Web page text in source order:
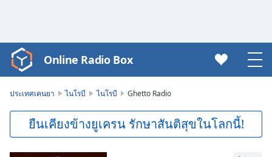
Video
Player
Online Radio Box
ประเทศเคนยา ไนโรบี ไนโรบี Ghetto Radio
ยืนเคียงข้างยูเครน รักษาสันติสุขในโลกนี้!